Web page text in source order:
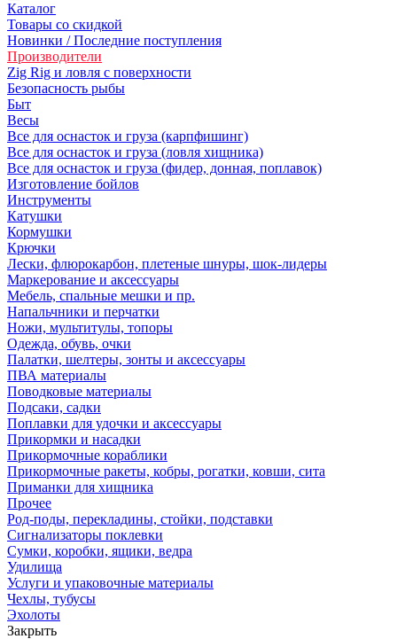
Каталог
Товары со скидкой
Новинки / Последние поступления
Производители
Zig Rig и ловля с поверхности
Безoпасность рыбы
Быт
Весы
Все для оснасток и груза (карпфишинг)
Все для оснасток и груза (ловля хищника)
Все для оснасток и груза (фидер, донная, поплавок)
Изготовление бойлов
Инструменты
Катушки
Кормушки
Крючки
Лески, флюрокарбон, плетеные шнуры, шок-лидеры
Маркерование и аксессуары
Мебель, спальные мешки и пр.
Напальчники и перчатки
Ножи, мультитулы, топоры
Одежда, обувь, очки
Палатки, шелтеры, зонты и аксессуары
ПВА материалы
Поводковые материалы
Подсаки, садки
Поплавки для удочки и аксессуары
Прикормки и насадки
Прикормочные кораблики
Прикормочные ракеты, кобры, рогатки, ковши, сита
Приманки для хищника
Прочее
Род-поды, перекладины, стойки, подставки
Сигнализаторы поклевки
Сумки, коробки, ящики, ведра
Удилища
Услуги и упаковочные материалы
Чехлы, тубусы
Эхолоты
Закрыть